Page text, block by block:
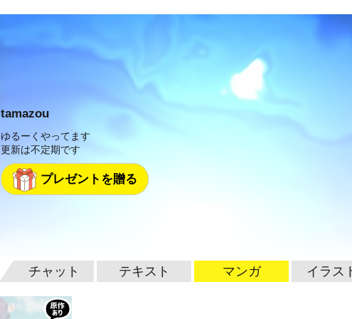
tamazou
ゆるーくやってます
更新は不定期です
プレゼントを贈る
チャット テキスト マンガ イラス